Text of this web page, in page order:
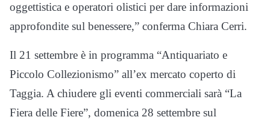
oggettistica e operatori olistici per dare informazioni
approfondite sul benessere,” conferma Chiara Cerri.
Il 21 settembre è in programma “Antiquariato e
Piccolo Collezionismo” all’ex mercato coperto di
Taggia. A chiudere gli eventi commerciali sarà “La
Fiera delle Fiere”, domenica 28 settembre sul